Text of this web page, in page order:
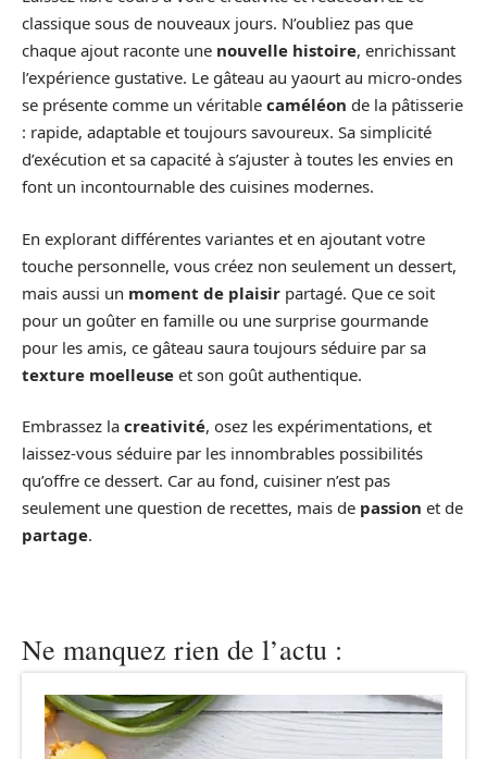
classique sous de nouveaux jours. N’oubliez pas que
chaque ajout raconte une nouvelle histoire, enrichissant
l’expérience gustative. Le gâteau au yaourt au micro-ondes
se présente comme un véritable caméléon de la pâtisserie
: rapide, adaptable et toujours savoureux. Sa simplicité
d’exécution et sa capacité à s’ajuster à toutes les envies en
font un incontournable des cuisines modernes.
En explorant différentes variantes et en ajoutant votre
touche personnelle, vous créez non seulement un dessert,
mais aussi un moment de plaisir partagé. Que ce soit
pour un goûter en famille ou une surprise gourmande
pour les amis, ce gâteau saura toujours séduire par sa
texture moelleuse et son goût authentique.
Embrassez la creativité, osez les expérimentations, et
laissez-vous séduire par les innombrables possibilités
qu’offre ce dessert. Car au fond, cuisiner n’est pas
seulement une question de recettes, mais de passion et de
partage.
Ne manquez rien de l’actu :